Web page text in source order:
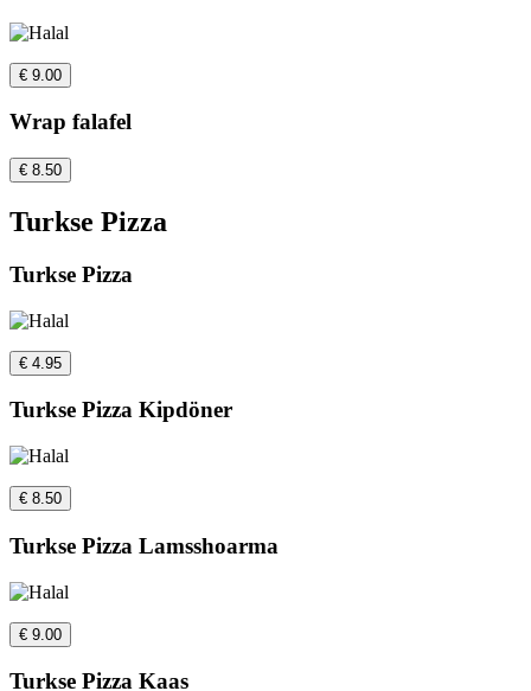
€ 9.00
Wrap falafel
€ 8.50
Turkse Pizza
Turkse Pizza
€ 4.95
Turkse Pizza Kipdöner
€ 8.50
Turkse Pizza Lamsshoarma
€ 9.00
Turkse Pizza Kaas